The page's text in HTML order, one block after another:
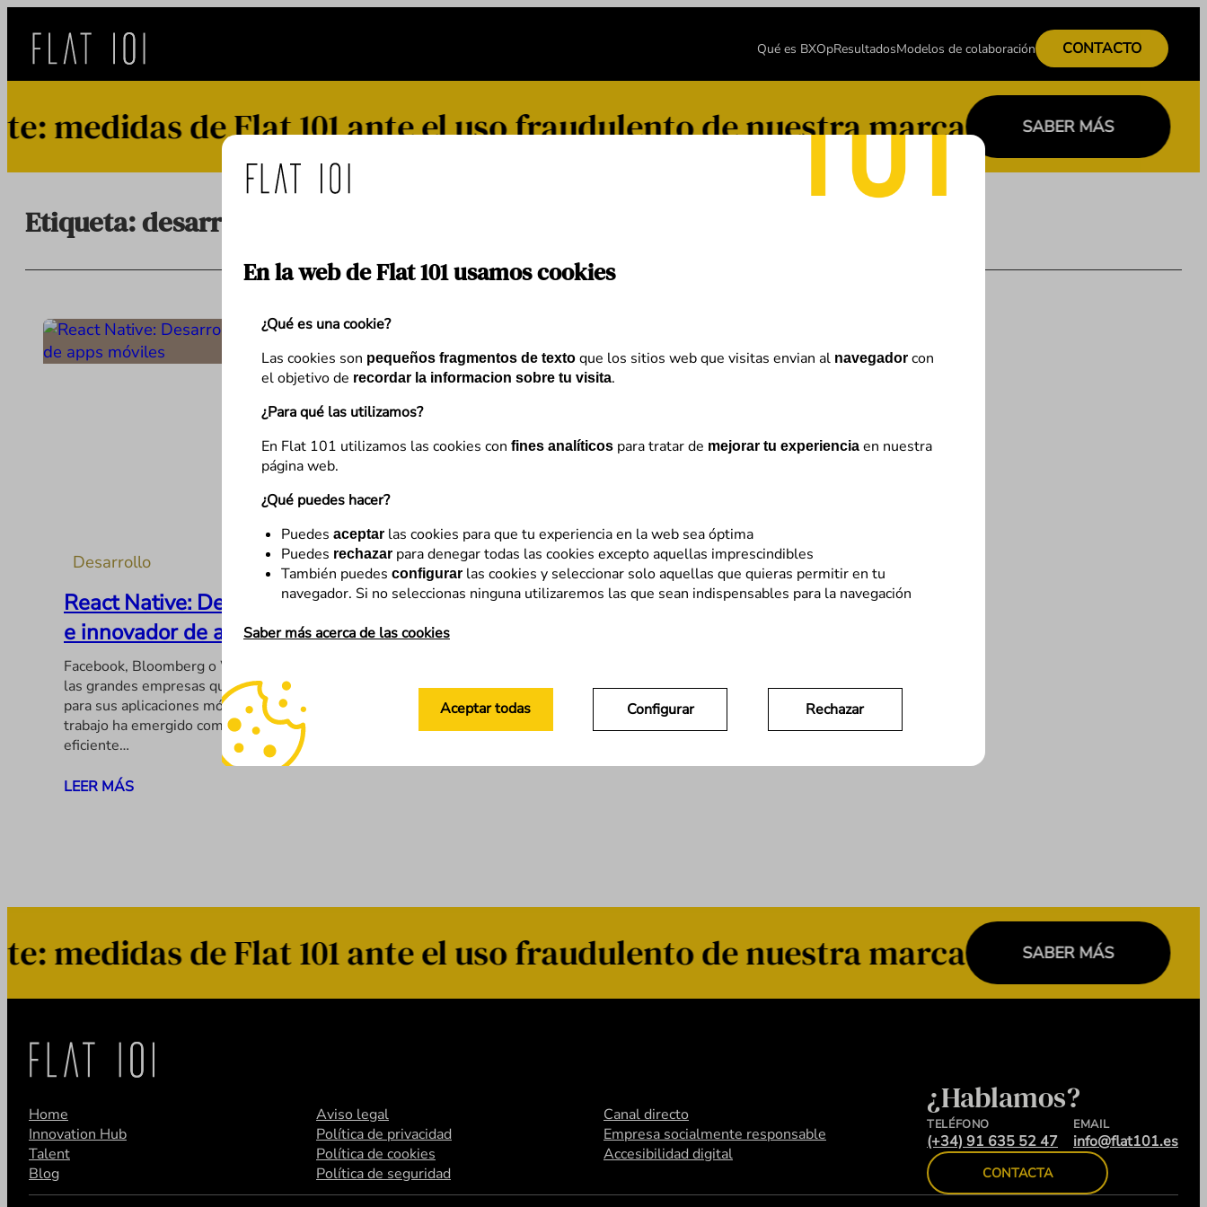
En la web de Flat 101 usamos cookies
¿Qué es una cookie?
Las cookies son pequeños fragmentos de texto que los sitios web que visitas envian al navegador con
el objetivo de recordar la informacion sobre tu visita.
¿Para qué las utilizamos?
En Flat 101 utilizamos las cookies con fines analíticos para tratar de mejorar tu experiencia en nuestra
página web.
¿Qué puedes hacer?
Puedes aceptar las cookies para que tu experiencia en la web sea óptima
Puedes rechazar para denegar todas las cookies excepto aquellas imprescindibles
También puedes configurar las cookies y seleccionar solo aquellas que quieras permitir en tu
navegador. Si no seleccionas ninguna utilizaremos las que sean indispensables para la navegación
Saber más acerca de las cookies
Configurar Rechazar
Aceptar todas
contenido
Qué es BXOpResultadosModelos de colaboración CONTACTO
medidas de Flat 101 ante el uso fraudulento de nuestra marca SABER MÁS
Etiqueta:desarrollo de apps móviles
Desarrollo
React Native: Desarrollo eficiente
e innovador de apps móviles
Facebook, Bloomberg o Walmart son algunas de
las grandes empresas que confían en React Native
para sus aplicaciones móviles. Este marco de
trabajo ha emergido como una solución ágil y
eficiente…
LEER MÁS
medidas de Flat 101 ante el uso fraudulento de nuestra marca SABER MÁS
Home
Innovation Hub
Talent
Blog
Aviso legal
Política de privacidad
Política de cookies
Política de seguridad
Canal directo
Empresa socialmente responsable
Accesibilidad digital
¿Hablamos?
TELÉFONO
(+34) 91 635 52 47
EMAIL
info@flat101.es
CONTACTA